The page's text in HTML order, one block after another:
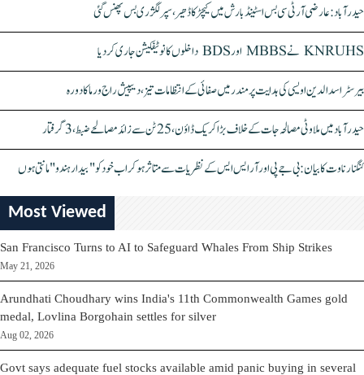
حیدرآباد: عارضی آر ٹی سی بس اسٹینڈ بارش میں کیچڑ کا ڈھیر، سپر لگژری بس پھنس گئی
KNRUHS نے MBBS اور BDS داخلوں کا نوٹیفکیشن جاری کر دیا
بیرسٹر اسدالدین اویسی کی ہدایت پر مندر میں صفائی کے انتظامات تیز، دیپیش راج ورما کا دورہ
حیدرآباد میں ملاوٹی مصالحہ جات کے خلاف بڑا کریک ڈاؤن، 25 ٹن سے زائد مصالحے ضبط، 3 گرفتار
کنگنا رناوت کا بیان: بی جے پی اور آر ایس ایس کے نظریات سے متاثر ہو کر اب خود کو "بیدار ہندو" مانتی ہوں
Most Viewed
San Francisco Turns to AI to Safeguard Whales From Ship Strikes
May 21, 2026
Arundhati Choudhary wins India's 11th Commonwealth Games gold
medal, Lovlina Borgohain settles for silver
Aug 02, 2026
Govt says adequate fuel stocks available amid panic buying in several